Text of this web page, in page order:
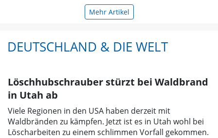
Mehr Artikel
DEUTSCHLAND & DIE WELT
Löschhubschrauber stürzt bei Waldbrand
in Utah ab
Viele Regionen in den USA haben derzeit mit
Waldbränden zu kämpfen. Jetzt ist es in Utah wohl bei
Löscharbeiten zu einem schlimmen Vorfall gekommen.